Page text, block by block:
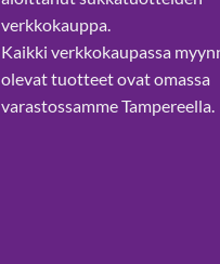
verkkokauppa.
Kaikki verkkokaupassa
olevat tuotteet ovat omassa
varastossamme Tampereella.